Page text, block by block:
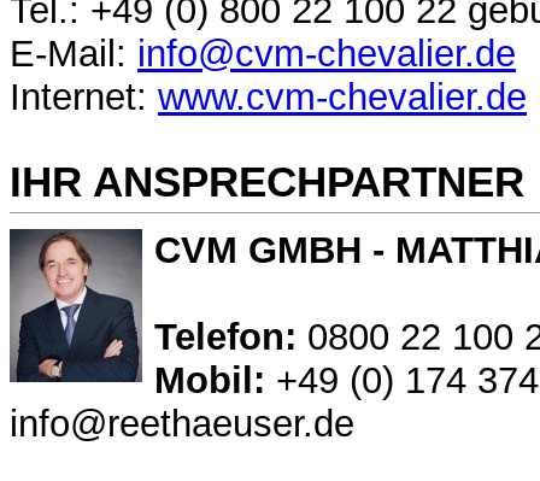
Tel.: +49 (0) 800 22 100 22
E-Mail: info@cvm-chevalier.de
Internet: www.cvm-chevalier.de
IHR ANSPRECHPARTNER
CVM GMBH -
Telefon: 0800 22 100
Mobil: +49 (0) 174
info@reethaeuser.de